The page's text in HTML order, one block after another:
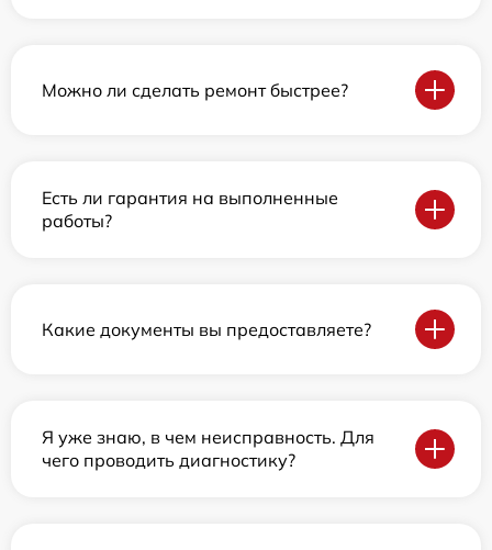
Можно ли сделать ремонт быстрее?
Есть ли гарантия на выполненные
работы?
Какие документы вы предоставляете?
Я уже знаю, в чем неисправность. Для
чего проводить диагностику?